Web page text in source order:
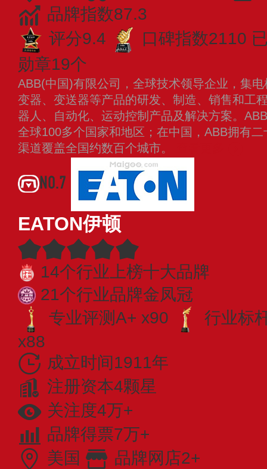
品牌指数87.3
评分9.4
口碑指数2110
勋章19个
ABB(中国)有限公司，全球技术领导企业，集
变器、变送器等产品的研发、制造、销售和工
器人、自动化、运动控制产品及解决方案。
全球100多个国家和地区；在中国，ABB拥有
渠道覆盖全国约数百个城市。
NO.7
EATON伊顿
14个行业上榜十大品牌
21个行业品牌金凤冠
专业评测A+ x90
行业标
x88
成立时间1911年
注册资本4颗星
关注度4万+
品牌得票7万+
美国
品牌网店2+